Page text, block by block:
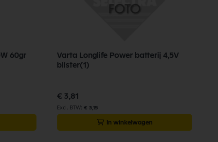
60gr
Varta Longlife Power batterij 4,5V
blister(1)
€ 3,81
€ 3,15
In winkelwagen